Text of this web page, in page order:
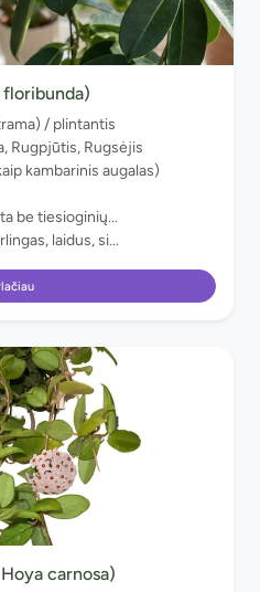
/ plintantis
Rugpjūtis, Rugsėjis
kambarinis augalas)
be tiesioginių...
laidus, si...
carnosa)